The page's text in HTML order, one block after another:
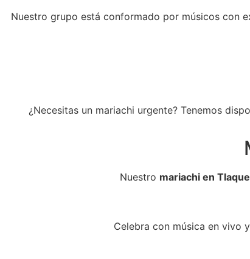
Nuestro grupo está conformado por músicos con
¿Necesitas un mariachi urgente? Tenemos
Nuestro mariachi en
Celebra con música en vivo